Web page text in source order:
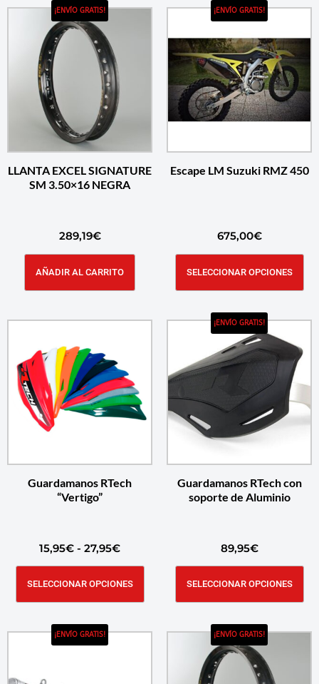
¡ENVÍO GRATIS!
LLANTA EXCEL SIGNATURE
SM 3.50×16 NEGRA
289,19€
AÑADIR AL CARRITO
¡ENVÍO GRATIS!
Escape LM Suzuki RMZ 450
675,00€
SELECCIONAR OPCIONES
Guardamanos RTech
“Vertigo”
15,95€ - 27,95€
SELECCIONAR OPCIONES
¡ENVÍO GRATIS!
Guardamanos RTech con
soporte de Aluminio
89,95€
SELECCIONAR OPCIONES
¡ENVÍO GRATIS! ¡ENVÍO GRATIS!